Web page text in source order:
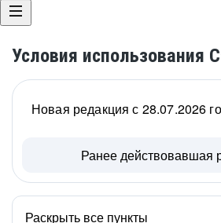
Условия использования
Новая редакция с 28.07.2026
Ранее действовавшая
Раскрыть все пункты